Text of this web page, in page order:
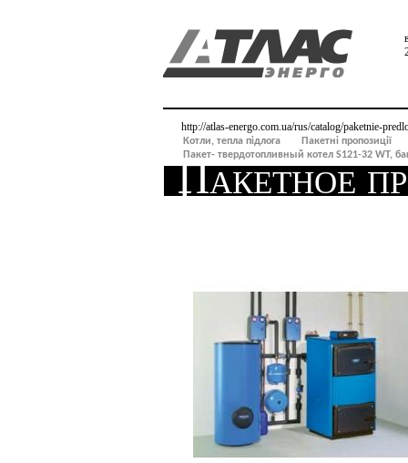
http://atlas-energo.com.ua/rus/catalog/paketnie-
Котли, тепла підлога
Пакетні пропозиції
Пакет- твердотопливный котел S121-32 WT,
Пакетное
Logapak,